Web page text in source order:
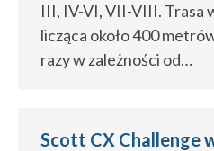
III, IV-VI, VII-VIII. Trasa
licząca około 400
razy w zależności od…
Scott CX Challenge